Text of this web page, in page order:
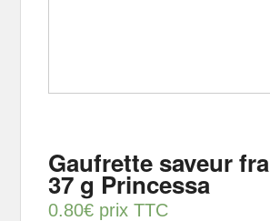
Gaufrette saveur
37 g Princessa
0.80€ prix TTC